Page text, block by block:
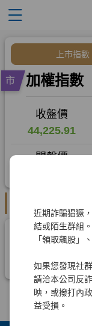
近期詐騙猖獗
結或陌生群組
「領取飆股」
如果您發現社
請洽本公司反
映，或撥打內
益受損。